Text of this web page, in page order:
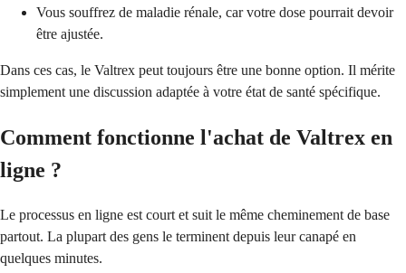
Vous souffrez de maladie rénale, car votre dose pourrait devoir
être ajustée.
Dans ces cas, le Valtrex peut toujours être une bonne option. Il mérite
simplement une discussion adaptée à votre état de santé spécifique.
Comment fonctionne l'achat de Valtrex en
ligne ?
Le processus en ligne est court et suit le même cheminement de base
partout. La plupart des gens le terminent depuis leur canapé en
quelques minutes.